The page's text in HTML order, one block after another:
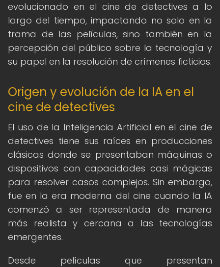
evolucionado en el cine de detectives a lo
largo del tiempo, impactando no solo en la
trama de las películas, sino también en la
percepción del público sobre la tecnología y
su papel en la resolución de crímenes ficticios.
Origen y evolución de la IA en el
cine de detectives
El uso de la Inteligencia Artificial en el cine de
detectives tiene sus raíces en producciones
clásicas donde se presentaban máquinas o
dispositivos con capacidades casi mágicas
para resolver casos complejos. Sin embargo,
fue en la era moderna del cine cuando la IA
comenzó a ser representada de manera
más realista y cercana a las tecnologías
emergentes.
Desde películas que presentan